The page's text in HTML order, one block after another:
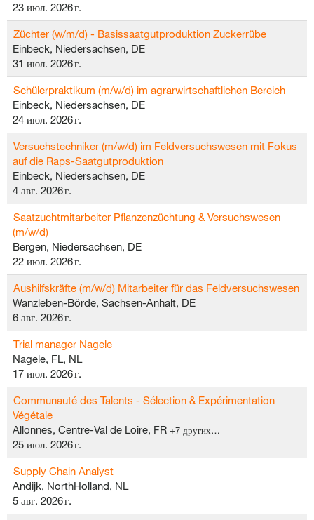
23 июл. 2026 г.
Züchter (w/m/d) - Basissaatgutproduktion Zuckerrübe
Einbeck, Niedersachsen, DE
31 июл. 2026 г.
Schülerpraktikum (m/w/d) im agrarwirtschaftlichen Bereich
Einbeck, Niedersachsen, DE
24 июл. 2026 г.
Versuchstechniker (m/w/d) im Feldversuchswesen mit Fokus
auf die Raps-Saatgutproduktion
Einbeck, Niedersachsen, DE
4 авг. 2026 г.
Saatzuchtmitarbeiter Pflanzenzüchtung & Versuchswesen
(m/w/d)
Bergen, Niedersachsen, DE
22 июл. 2026 г.
Aushilfskräfte (m/w/d) Mitarbeiter für das Feldversuchswesen
Wanzleben-Börde, Sachsen-Anhalt, DE
6 авг. 2026 г.
Trial manager Nagele
Nagele, FL, NL
17 июл. 2026 г.
Communauté des Talents - Sélection & Expérimentation
Végétale
Allonnes, Centre-Val de Loire, FR +7 других…
25 июл. 2026 г.
Supply Chain Analyst
Andijk, NorthHolland, NL
5 авг. 2026 г.